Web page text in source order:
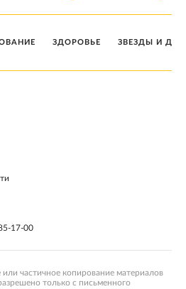
ЗДОРОВЬЕ ЗВЕЗДЫ И
17-00
частичное копирование материалов
только с письменного